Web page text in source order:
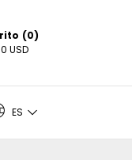
(0)
USD
ES